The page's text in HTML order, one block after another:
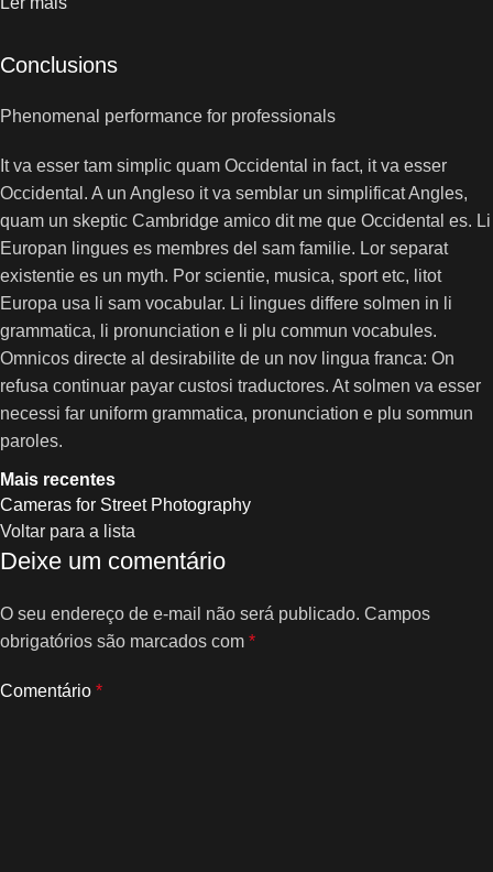
Conclusions
Phenomenal performance for professionals
It va esser tam simplic quam Occidental in fact, it va esser
Occidental. A un Angleso it va semblar un simplificat Angles,
quam un skeptic Cambridge amico dit me que Occidental es. Li
Europan lingues es membres del sam familie. Lor separat
existentie es un myth. Por scientie, musica, sport etc, litot
Europa usa li sam vocabular. Li lingues differe solmen in li
grammatica, li pronunciation e li plu commun vocabules.
Omnicos directe al desirabilite de un nov lingua franca: On
refusa continuar payar custosi traductores. At solmen va esser
necessi far uniform grammatica, pronunciation e plu sommun
paroles.
Mais recentes
Cameras for Street Photography
Voltar para a lista
Deixe um comentário
O seu endereço de e-mail não será publicado. Campos
obrigatórios são marcados com *
Comentário *